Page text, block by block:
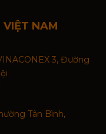
VIỆT NAM
3, Đường
Tân Bình,